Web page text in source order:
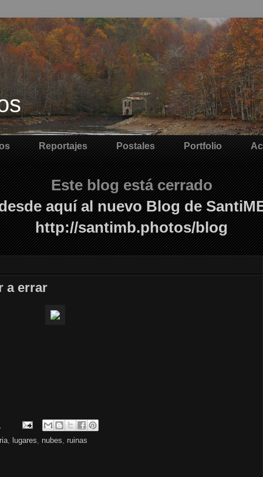
Reportajes Postales Portfolio
Este blog está cerrado
aquí al nuevo Blog de
http://santimb.photos/blog
a errar
, lugares, nubes, ruinas